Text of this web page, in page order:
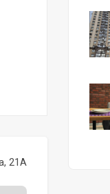
21А